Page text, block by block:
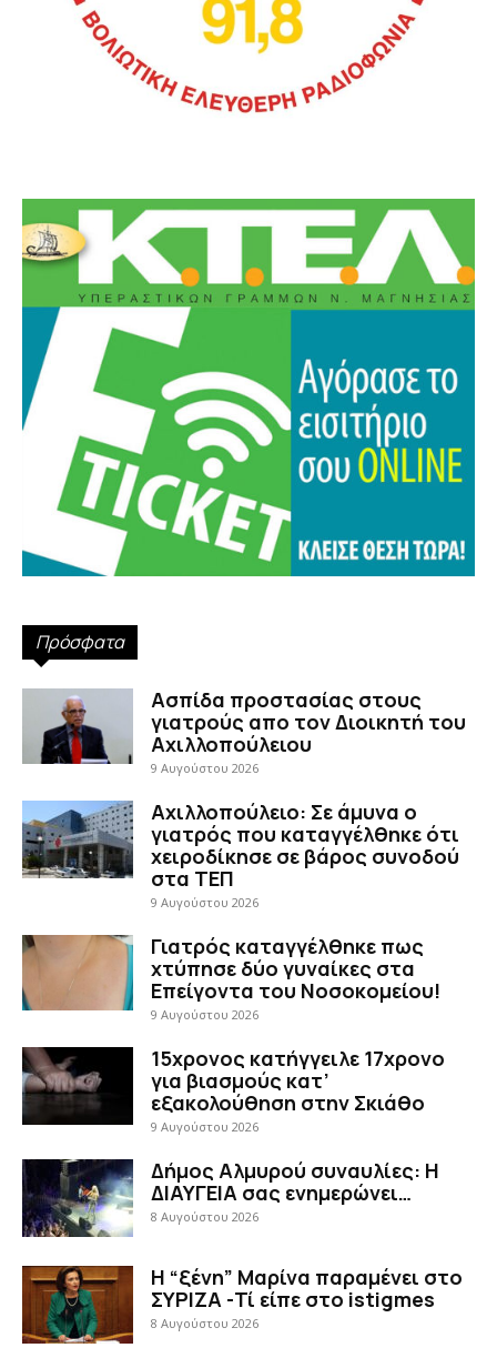
Πρόσφατα
Ασπίδα προστασίας στους
γιατρούς απο τον Διοικητή του
Αχιλλοπούλειου
9 Αυγούστου 2026
Αχιλλοπούλειο: Σε άμυνα ο
γιατρός που καταγγέλθηκε ότι
χειροδίκησε σε βάρος συνοδού
στα ΤΕΠ
9 Αυγούστου 2026
Γιατρός καταγγέλθηκε πως
χτύπησε δύο γυναίκες στα
Επείγοντα του Νοσοκομείου!
9 Αυγούστου 2026
15χρονος κατήγγειλε 17χρονο
για βιασμούς κατ’
εξακολούθηση στην Σκιάθο
9 Αυγούστου 2026
Δήμος Αλμυρού συναυλίες: Η
ΔΙΑΥΓΕΙΑ σας ενημερώνει…
8 Αυγούστου 2026
Η “ξένη” Μαρίνα παραμένει στο
ΣΥΡΙΖΑ -Τί είπε στο istigmes
8 Αυγούστου 2026